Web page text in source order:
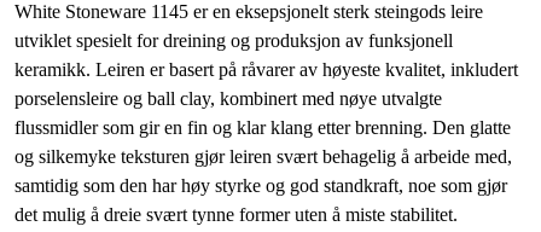
White Stoneware 1145 er en eksepsjonelt sterk steingods leire
utviklet spesielt for dreining og produksjon av funksjonell
keramikk. Leiren er basert på råvarer av høyeste kvalitet, inkludert
porselensleire og ball clay, kombinert med nøye utvalgte
flussmidler som gir en fin og klar klang etter brenning. Den glatte
og silkemyke teksturen gjør leiren svært behagelig å arbeide med,
samtidig som den har høy styrke og god standkraft, noe som gjør
det mulig å dreie svært tynne former uten å miste stabilitet.